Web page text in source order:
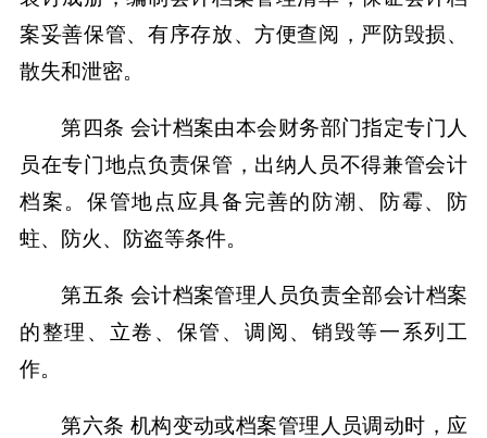
案妥善保管、有序存放、方便查阅，严防毁损、
散失和泄密。
第四条 会计档案由本会财务部门指定专门人
员在专门地点负责保管，出纳人员不得兼管会计
档案。保管地点应具备完善的防潮、防霉、防
蛀、防火、防盗等条件。
第五条 会计档案管理人员负责全部会计档案
的整理、立卷、保管、调阅、销毁等一系列工
作。
第六条 机构变动或档案管理人员调动时，应